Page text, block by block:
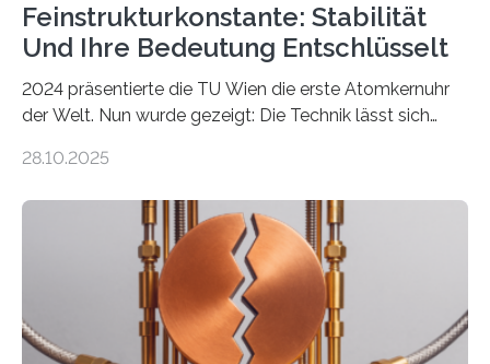
Feinstrukturkonstante: Stabilität
Und Ihre Bedeutung Entschlüsselt
2024 präsentierte die TU Wien die erste Atomkernuhr
der Welt. Nun wurde gezeigt: Die Technik lässt sich
fundamentalen Physik nachzugehen. Thorium-
Messungen verwenden. Das hatte man jahrzehntelang
vermutet, weltweit war nach den passenden
Atomkern-Zuständen gesucht worden, 2024 gelang
einem Team der TU Wien mit Unterstützung
internationaler Partner der entscheidende Durchbruch:
Der lange diskutierte Thorium-Kernübergang wurde
28.10.2025